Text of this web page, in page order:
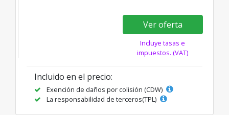
Ver oferta
Incluye tasas e
impuestos. (VAT)
Incluido en el precio:
Exención de daños por colisión (CDW)
La responsabilidad de terceros(TPL)